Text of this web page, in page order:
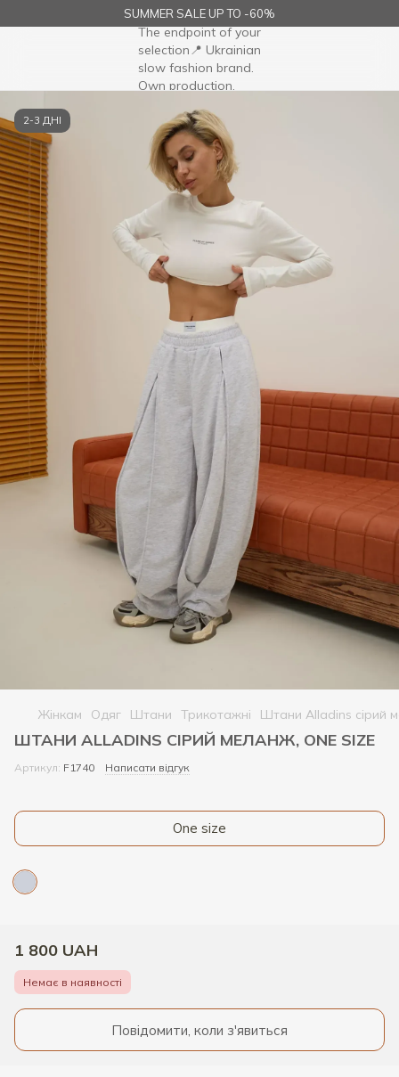
SUMMER SALE UP TO -60%
2-3 ДНІ
Жінкам Одяг Штани Трикотажні Штани Alladins сірий
ШТАНИ ALLADINS СІРИЙ МЕЛАНЖ, ONE SIZE
Артикул: F1740 Написати відгук
One size
Немає в наявності
1 800 UAH
Повідомити, коли з'явиться